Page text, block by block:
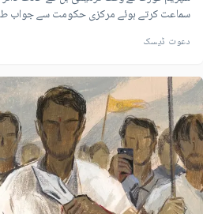
سماعت کرتے ہوئے مرکزی حکومت سے جواب
دعوت ڈیسک